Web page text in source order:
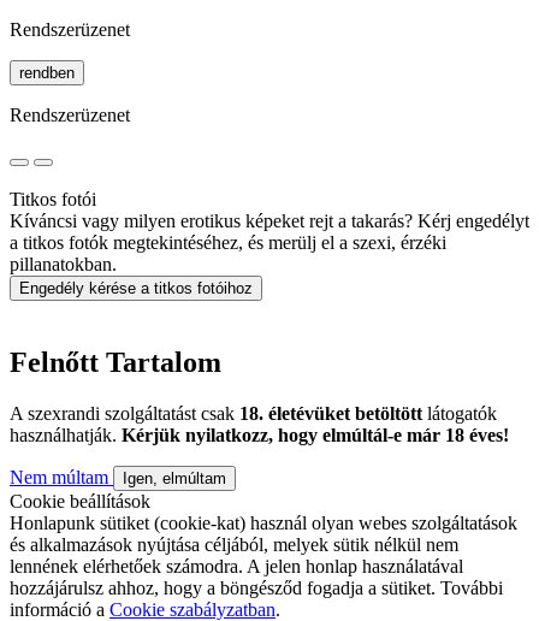
Rendszerüzenet
rendben
Rendszerüzenet
Titkos fotói
Kíváncsi vagy milyen erotikus képeket rejt a takarás? Kérj engedélyt
a titkos fotók megtekintéséhez, és merülj el a szexi, érzéki
pillanatokban.
Engedély kérése a titkos fotóihoz
Felnőtt Tartalom
A szexrandi szolgáltatást csak 18. életévüket betöltött látogatók
használhatják. Kérjük nyilatkozz, hogy elmúltál-e már 18 éves!
Nem múltam Igen, elmúltam
Cookie beállítások
Honlapunk sütiket (cookie-kat) használ olyan webes szolgáltatások
és alkalmazások nyújtása céljából, melyek sütik nélkül nem
lennének elérhetőek számodra. A jelen honlap használatával
hozzájárulsz ahhoz, hogy a böngésződ fogadja a sütiket. További
információ a Cookie szabályzatban.